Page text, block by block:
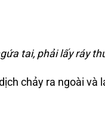
tai, phải lấy ráy
chảy ra ngoài và